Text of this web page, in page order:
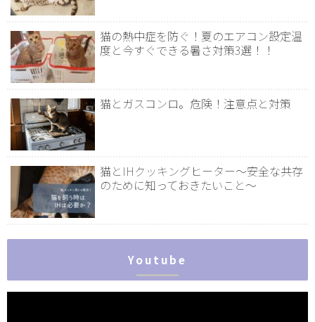
猫の熱中症を防ぐ！夏のエアコン設定温
度と今すぐできる暑さ対策3選！！
猫とガスコンロ。危険！注意点と対策
猫とIHクッキングヒーター～安全な共存
のために知っておきたいこと～
Youtube